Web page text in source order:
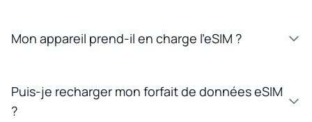
Mon appareil prend-il en charge l'eSIM ?
Puis-je recharger mon forfait de données eSIM
?